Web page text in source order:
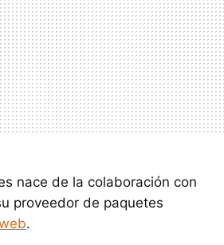
nace de la colaboración con
proveedor de paquetes
.